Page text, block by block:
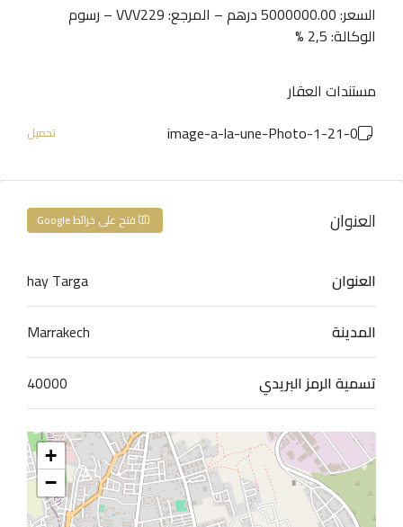
السعر: 5000000.00 درهم – المرجع: VVV229 – رسوم
الوكالة: 2,5 %
مستندات العقار
0-image-a-la-une-Photo-1-21
تحميل
العنوان فتح على خرائط Google
العنوان
hay Targa
المدينة
Marrakech
تسمية الرمز البريدي
40000
+
−